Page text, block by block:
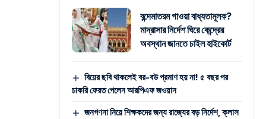
বন্দেমাতরম গাওয়া বাধ্যতামূলক?
মাদ্রাসার নির্দেশ ঘিরে কেন্দ্রের
অবস্থান জানতে চাইল হাইকোর্ট
বিয়ের ছবি থাকলেই বর-বউ প্রমাণ হয় না! ৫ বছর পর
চাকরি ফেরত পেলেন আরপিএফ জওয়ান
জনগণনা নিয়ে শিক্ষকদের জন্য রাজ্যের বড় নির্দেশ, ক্লাস